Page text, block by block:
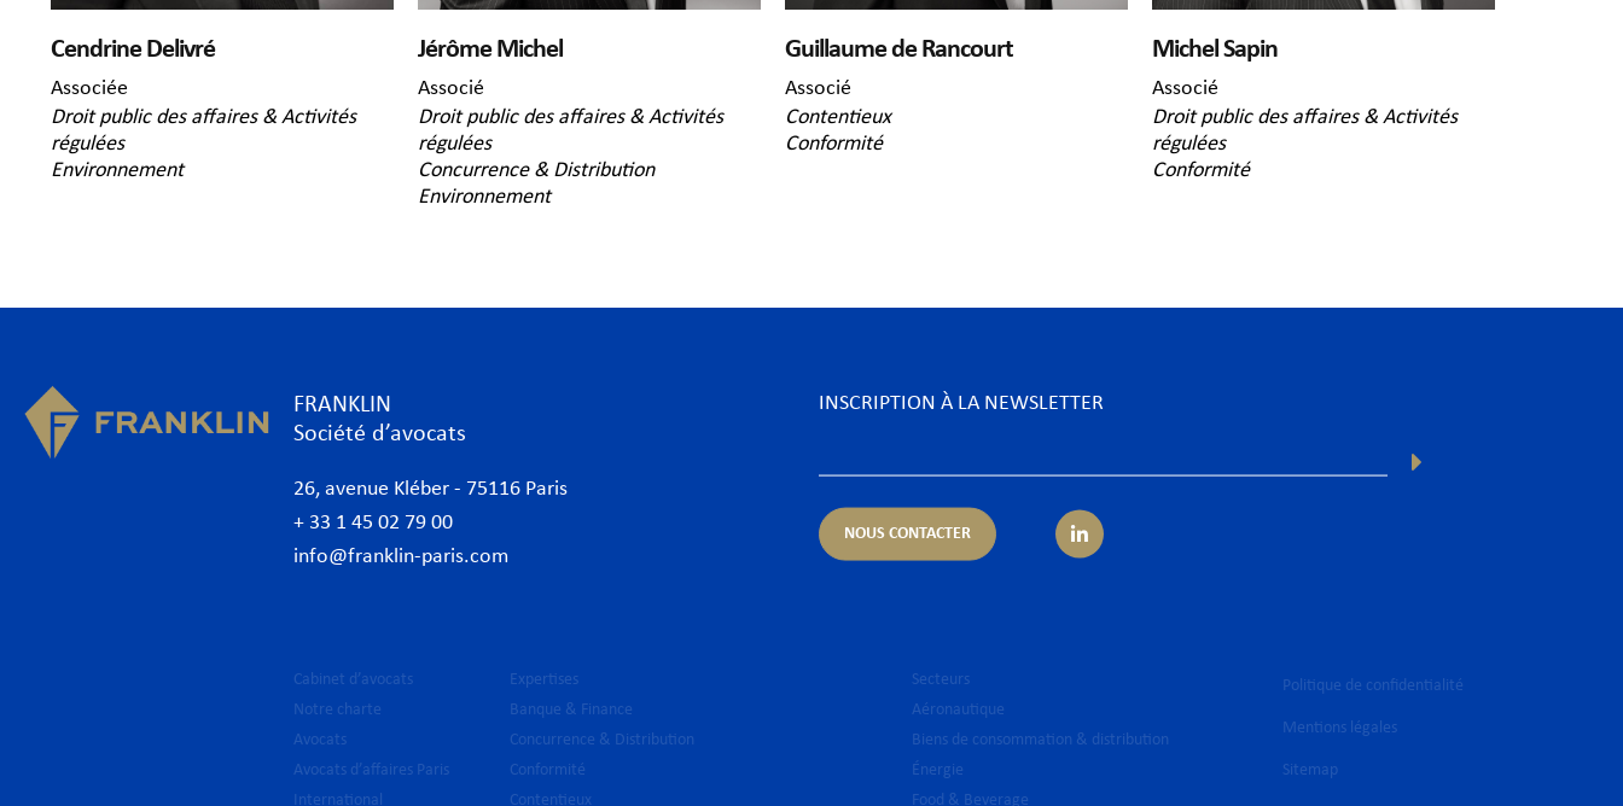
Cendrine Delivré
Associée
Droit public des affaires & Activités
régulées
Environnement
Jérôme Michel
Associé
Droit public des affaires & Activités
régulées
Concurrence & Distribution
Environnement
Guillaume de Rancourt
Associé
Contentieux
Conformité
Michel Sapin
Associé
Droit public des affaires & Activités
régulées
Conformité
FRANKLIN
Société d’avocats
26, avenue Kléber - 75116 Paris
+ 33 1 45 02 79 00
info@franklin-paris.com
INSCRIPTION À LA NEWSLETTER
NOUS CONTACTER
Cabinet d’avocats
Notre charte
Avocats
Avocats d’affaires Paris
International
Expertises
Banque & Finance
Concurrence & Distribution
Conformité
Contentieux
Secteurs
Aéronautique
Biens de consommation & distribution
Énergie
Food & Beverage
Politique de confidentialité
Mentions légales
Sitemap